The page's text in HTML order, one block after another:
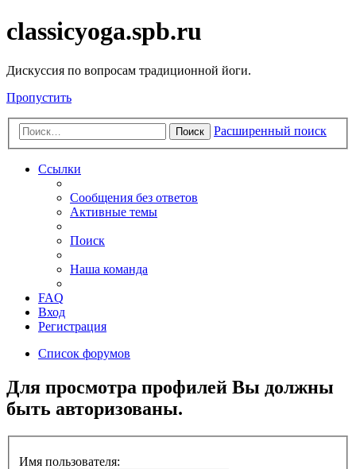
classicyoga.spb.ru
Дискуссия по вопросам традиционной йоги.
Пропустить
Поиск Расширенный поиск
Ссылки
Сообщения без ответов
Активные темы
Поиск
Наша команда
FAQ
Вход
Регистрация
Список форумов
Для просмотра профилей Вы должны
быть авторизованы.
Имя пользователя: